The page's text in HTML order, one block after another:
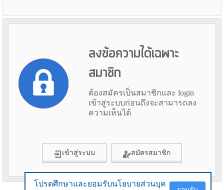
โปรดศึกษาและยอมรับนโยบายส่วนบุค
ลงข้อความได้เฉพาะ
สมาชิก
ต้องสมัครเป็นสมาชิกและ login
เข้าสู่ระบบก่อนถึงจะสามารถลง
ความเห็นได้
เข้าสู่ระบบ สมัครสมาชิก
โปรดศึกษาและยอมรับนโยบายส่วนบุค